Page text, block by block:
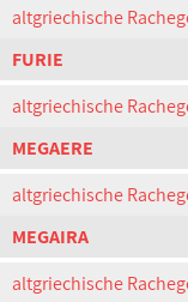
altgriechische
FURIE
altgriechische
MEGAERE
altgriechische
MEGAIRA
altgriechische